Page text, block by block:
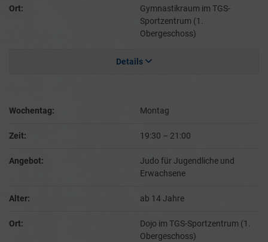
Ort:
Gymnastikraum im TGS-
Sportzentrum (1.
Obergeschoss)
Details
Wochentag: Montag
Zeit: 19:30 – 21:00
Angebot:
Judo für Jugendliche und
Erwachsene
Alter: ab 14 Jahre
Ort:
Dojo im TGS-Sportzentrum (1.
Obergeschoss)